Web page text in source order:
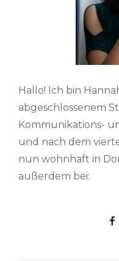
Hallo! Ich bin
abgeschlossenem
Kommunikations-
und nach dem
nun wohnhaft in
außerdem bei: